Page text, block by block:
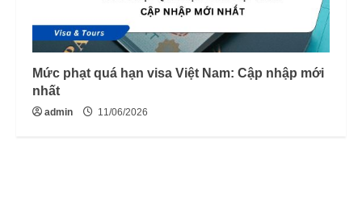
Mức phạt quá hạn visa Việt Nam: Cập nhập mới
nhất
admin 11/06/2026